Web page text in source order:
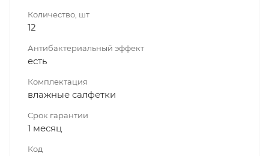
Количество, шт
12
Антибактериальный эффект
есть
Комплектация
влажные салфетки
Срок гарантии
1 месяц
Код